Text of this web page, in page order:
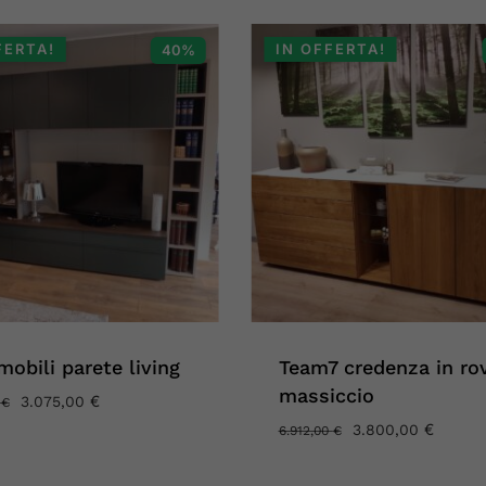
parete living
€
IL
3.075,00 €
40% IN OFFERTA!
Team7 credenza in
massiccio
6.912,00€
IL
3.800,00 €